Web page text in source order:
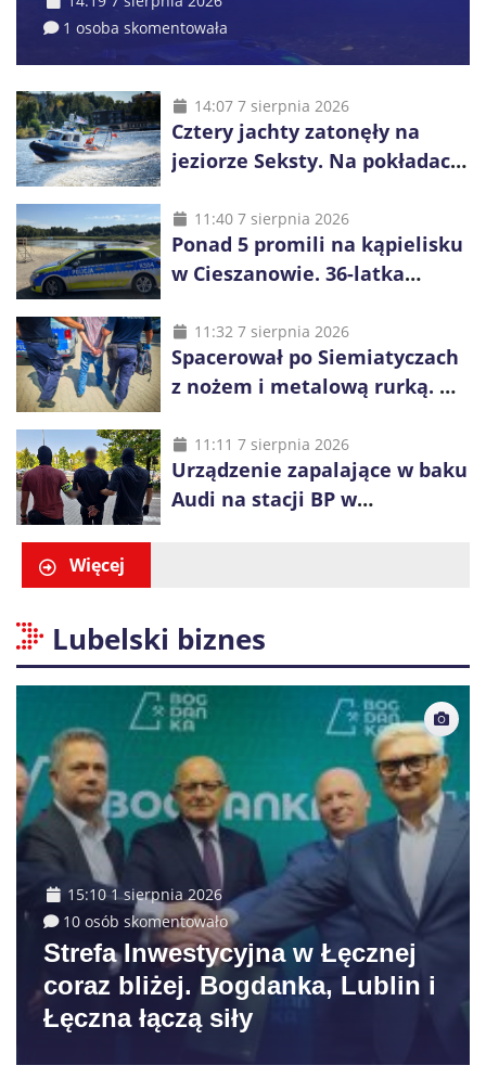
1 osoba skomentowała
14:07 7 sierpnia 2026
Cztery jachty zatonęły na
jeziorze Seksty. Na pokładach
małoletnich
11:40 7 sierpnia 2026
Ponad 5 promili na kąpielisku
w Cieszanowie. 36-latka
z wody
11:32 7 sierpnia 2026
Spacerował po Siemiatyczach
z nożem i metalową rurką. W
alkohol i perfumy
11:11 7 sierpnia 2026
Urządzenie zapalające w baku
Audi na stacji BP w
Więcej
Lubelski biznes
15:10 1 sierpnia 2026
10 osób skomentowało
Strefa Inwestycyjna w Łęcznej
coraz bliżej. Bogdanka, Lublin i
Łęczna łączą siły